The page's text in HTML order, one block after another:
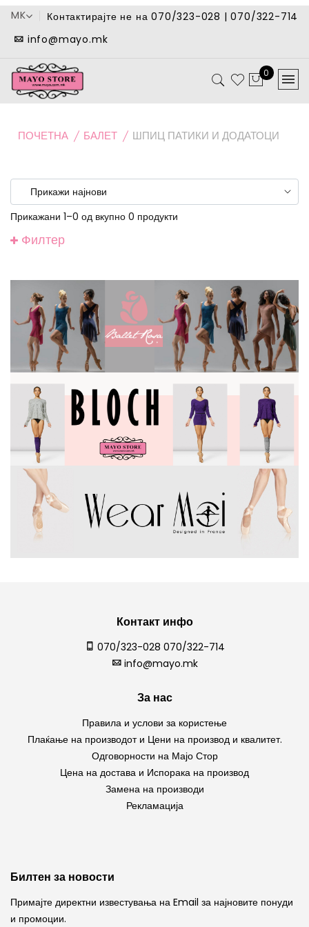
MK
Контактирајте не на 070/323-028 | 070/322-714
info@mayo.mk
0
ПОЧЕТНА БАЛЕТ ШПИЦ ПАТИКИ И ДОДАТОЦИ
Прикажани 1–0 од вкупно 0 продукти
Филтер
Контакт инфо
070/323-028 070/322-714
info@mayo.mk
За нас
Правила и услови за користење
Плаќање на производот и Цени на производ и квалитет.
Одговорности на Мајо Стор
Цена на достава и Испорака на производ
Замена на производи
Рекламација
Билтен за новости
Примајте директни известувања на Email за најновите понуди
и промоции.